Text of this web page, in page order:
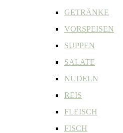
GETRÄNKE
VORSPEISEN
SUPPEN
SALATE
NUDELN
REIS
FLEISCH
FISCH